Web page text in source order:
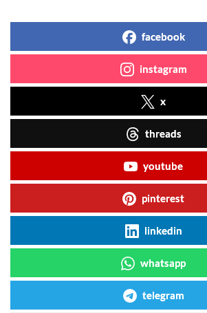
facebook
instagram
x
threads
youtube
pinterest
linkedin
whatsapp
telegram